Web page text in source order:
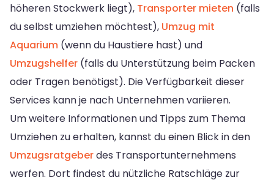
höheren Stockwerk liegt), Transporter mieten (falls
du selbst umziehen möchtest), Umzug mit
Aquarium (wenn du Haustiere hast) und
Umzugshelfer (falls du Unterstützung beim Packen
oder Tragen benötigst). Die Verfügbarkeit dieser
Services kann je nach Unternehmen variieren.
Um weitere Informationen und Tipps zum Thema
Umziehen zu erhalten, kannst du einen Blick in den
Umzugsratgeberdes Transportunternehmens
werfen. Dort findest du nützliche Ratschläge zur